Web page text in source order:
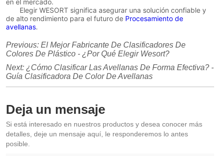
en el mercado.
Elegir WESORT significa asegurar una solución confiable y
de alto rendimiento para el futuro de Procesamiento de
avellanas.
Previous:El Mejor Fabricante De Clasificadores De
Colores De Plástico - ¿Por Qué Elegir Wesort?
Next:¿Cómo Clasificar Las Avellanas De Forma Efectiva? -
Guía Clasificadora De Color De Avellanas
Deja un mensaje
Si está interesado en nuestros productos y desea conocer más
detalles, deje un mensaje aquí, le responderemos lo antes
posible.